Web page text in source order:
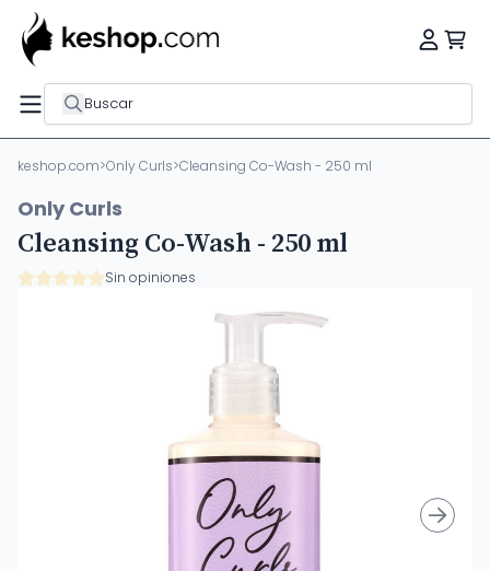
Buscar
keshop.com>Only Curls>Cleansing Co-Wash - 250 ml
Only Curls
Cleansing Co-Wash - 250 ml
Sin opiniones